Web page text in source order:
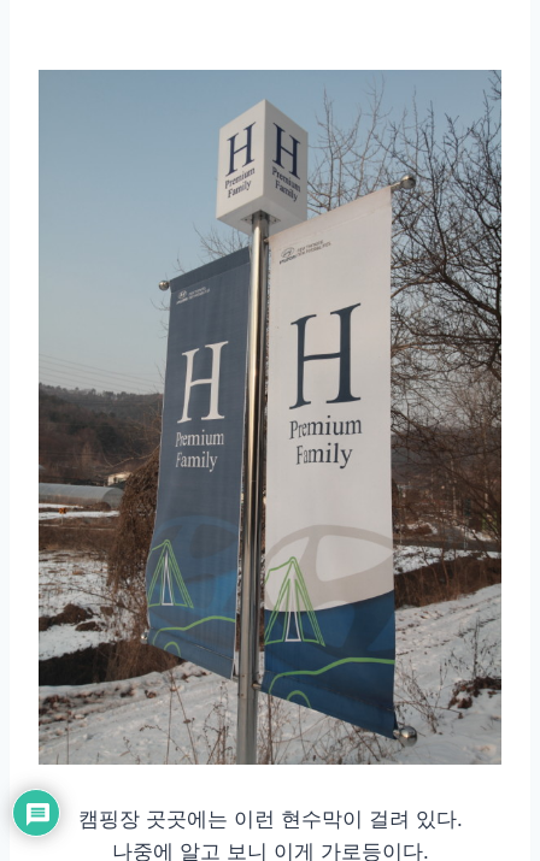
캠핑장 곳곳에는 이런 현수막이 걸려 있다.
나중에 알고 보니 이게 가로등이다.